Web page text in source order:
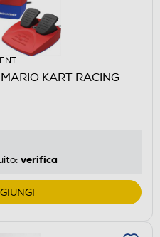
KART RACING
verifica